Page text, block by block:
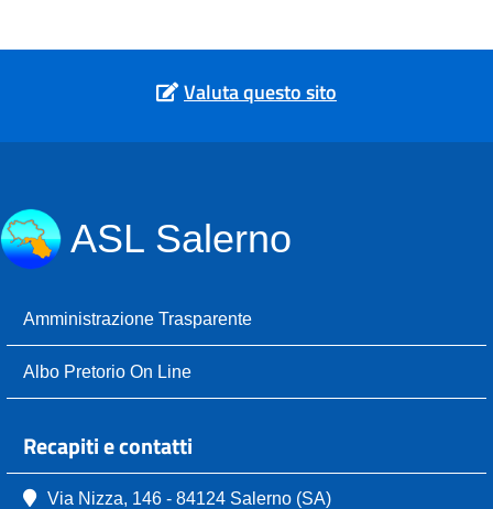
Valuta questo sito
ASL Salerno
Amministrazione Trasparente
Albo Pretorio On Line
Recapiti e contatti
Via Nizza, 146 - 84124 Salerno (SA)